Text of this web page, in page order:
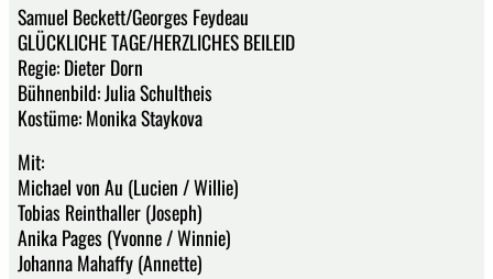
Samuel Beckett/Georges Feydeau
GLÜCKLICHE TAGE/HERZLICHES BEILEID
Regie: Dieter Dorn
Bühnenbild: Julia Schultheis
Kostüme: Monika Staykova
Mit:
Michael von Au (Lucien / Willie)
Tobias Reinthaller (Joseph)
Anika Pages (Yvonne / Winnie)
Johanna Mahaffy (Annette)